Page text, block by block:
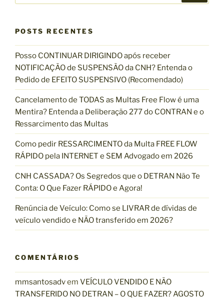
u
i
s
a
r
s
r
POSTS RECENTES
Posso CONTINUAR DIRIGINDO após receber
NOTIFICAÇÃO de SUSPENSÃO da CNH? Entenda o
Pedido de EFEITO SUSPENSIVO (Recomendado)
Cancelamento de TODAS as Multas Free Flow é uma
Mentira? Entenda a Deliberação 277 do CONTRAN e o
Ressarcimento das Multas
Como pedir RESSARCIMENTO da Multa FREE FLOW
RÁPIDO pela INTERNET e SEM Advogado em 2026
CNH CASSADA? Os Segredos que o DETRAN Não Te
Conta: O Que Fazer RÁPIDO e Agora!
Renúncia de Veículo: Como se LIVRAR de dívidas de
veículo vendido e NÃO transferido em 2026?
COMENTÁRIOS
mmsantosadvem VEÍCULO VENDIDO E NÃO
TRANSFERIDO NO DETRAN – O QUE FAZER? AGOSTO